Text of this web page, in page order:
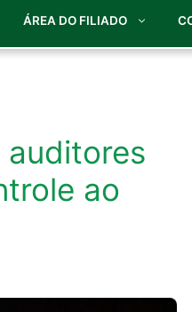
ÁREA DO FILIADO
ao